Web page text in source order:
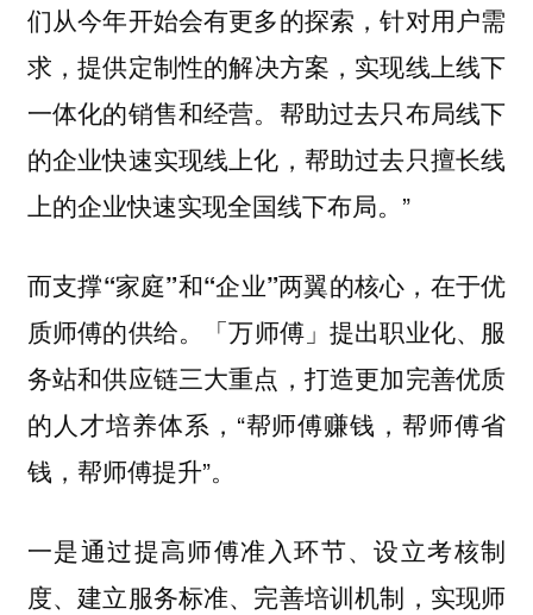
们从今年开始会有更多的探索，针对用户需
求，提供定制性的解决方案， 实现线上线下
一体化的销售和经营。帮助过去只布局线下
的企业快速实现线上化，帮助过去只擅长线
上的企业快速实现全国线下布局。”
而支撑“家庭”和“企业”两翼的核心，在于优
质师傅的供给。
「万师傅」提出职业化、服
务站和供应链三大重点，打造更加完善优质
的人才培养体系，“帮师傅赚钱，帮师傅省
钱，帮师傅提升”。
一是通过提高师傅准入环节、设立考核制
度、建立服务标准、完善培训机制，实现师